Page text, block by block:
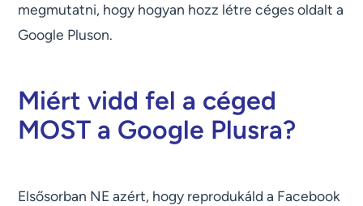
megmutatni, hogy hogyan hozz létre céges oldalt a
Google Pluson.
Miért vidd fel a céged
MOST a Google Plusra?
Elsősorban NE azért, hogy reprodukáld a Facebook